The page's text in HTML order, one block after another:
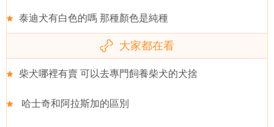
泰迪犬有白色的嗎 那種顏色是純種
大家都在看
柴犬哪裡有賣 可以去專門飼養柴犬的犬捨
哈士奇和阿拉斯加的區別